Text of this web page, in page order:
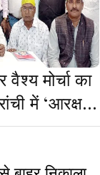
मोर्चा का
में ‘आरक्षण